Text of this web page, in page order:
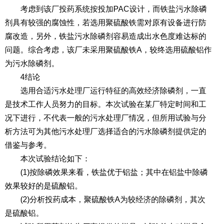
考虑到该厂投药系统按投加PAC设计，而铁盐污水除磷
剂具有较强的腐蚀性，若选用聚硫酸铁需对原有设备进行防
腐改造，另外，铁盐污水除磷剂容易造成出水色度难达标的
问题。综合考虑，该厂未采用聚硫酸铁A，较终选用硫酸铝作
为污水除磷剂。
4结论
选用合适污水处理厂运行特征的高效经济除磷剂，一直
是技术工作人员努力的目标。本次试验在某厂特定时间和工
况下进行，不代表一般的污水处理厂情况，但所用试验与分
析方法可为其他污水处理厂选择适合的污水除磷剂提供定的
借鉴与参考。
本次试验结论如下：
(1)按除磷效果来看，铁盐优于铝盐；其中在铝盐中除磷
效果较好的是硫酸铝。
(2)分析投药成本，聚硫酸铁A为较经济的除磷剂，其次
是硫酸铝。